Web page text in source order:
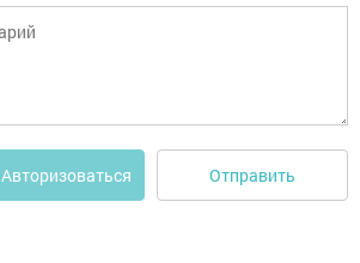
Авторизоваться Отправить